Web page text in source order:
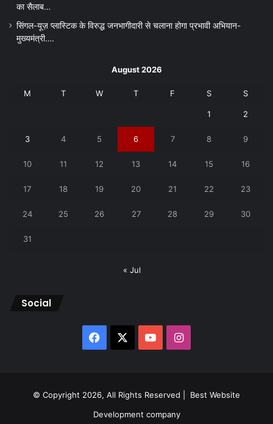
का सैलाब…
सिंगल-यूज़ प्लास्टिक के विरुद्ध जनभागीदारी से चलाना होगा प्रभावी अभियान-
मुख्यमंत्री….
August 2026
M T W T F S S
1 2
3 4 5 6 7 8 9
10 11 12 13 14 15 16
17 18 19 20 21 22 23
24 25 26 27 28 29 30
31
« Jul
Social
Facebook YouTubeInstagram
© Copyright 2026, All Rights Reserved | Best Website
Development company